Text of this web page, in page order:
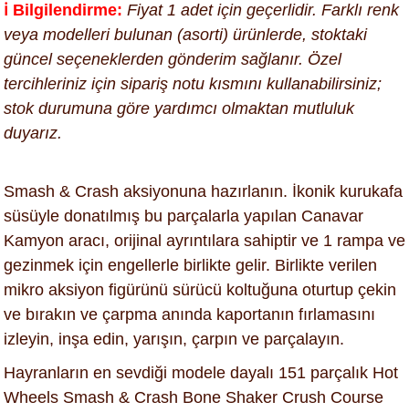
ℹ️ Bilgilendirme: Fiyat 1 adet için geçerlidir. Farklı renk
veya modelleri bulunan (asorti) ürünlerde, stoktaki
güncel seçeneklerden gönderim sağlanır. Özel
tercihleriniz için sipariş notu kısmını kullanabilirsiniz;
stok durumuna göre yardımcı olmaktan mutluluk
duyarız.
Smash & Crash aksiyonuna hazırlanın. İkonik kurukafa
süsüyle donatılmış bu parçalarla yapılan Canavar
Kamyon aracı, orijinal ayrıntılara sahiptir ve 1 rampa ve
gezinmek için engellerle birlikte gelir. Birlikte verilen
mikro aksiyon figürünü sürücü koltuğuna oturtup çekin
ve bırakın ve çarpma anında kaportanın fırlamasını
izleyin, inşa edin, yarışın, çarpın ve parçalayın.
Hayranların en sevdiği modele dayalı 151 parçalık Hot
Wheels Smash & Crash Bone Shaker Crush Course